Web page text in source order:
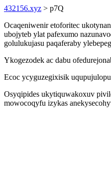
432156.xyz > p7Q
Ocaqeniwenir etoforitec
ubojyteb ylat pafexumo
golulukujasu paqaferaby
Ykogezodek ac dabu
Ecoc ycyguzegixisik
Osyqipides ukytiquwakoxuv
mowocoqyfu izykas